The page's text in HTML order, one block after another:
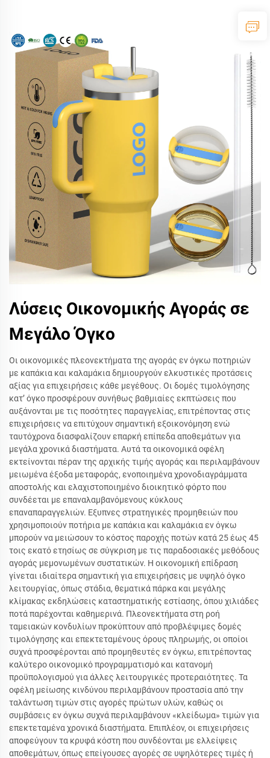
Λύσεις Οικονομικής Αγοράς σε
Μεγάλο Όγκο
Οι οικονομικές πλεονεκτήματα της αγοράς εν όγκω ποτηριών
με καπάκια και καλαμάκια δημιουργούν ελκυστικές προτάσεις
αξίας για επιχειρήσεις κάθε μεγέθους. Οι δομές τιμολόγησης
κατ’ όγκο προσφέρουν συνήθως βαθμιαίες εκπτώσεις που
αυξάνονται με τις ποσότητες παραγγελίας, επιτρέποντας στις
επιχειρήσεις να επιτύχουν σημαντική εξοικονόμηση ενώ
ταυτόχρονα διασφαλίζουν επαρκή επίπεδα αποθεμάτων για
μεγάλα χρονικά διαστήματα. Αυτά τα οικονομικά οφέλη
εκτείνονται πέραν της αρχικής τιμής αγοράς και περιλαμβάνουν
μειωμένα έξοδα μεταφοράς, ενοποιημένα χρονοδιαγράμματα
αποστολής και ελαχιστοποιημένο διοικητικό φόρτο που
συνδέεται με επαναλαμβανόμενους κύκλους
επαναπαραγγελιών. Εξυπνες στρατηγικές προμηθειών που
χρησιμοποιούν ποτήρια με καπάκια και καλαμάκια εν όγκω
μπορούν να μειώσουν το κόστος παροχής ποτών κατά 25 έως 45
τοις εκατό ετησίως σε σύγκριση με τις παραδοσιακές μεθόδους
αγοράς μεμονωμένων συστατικών. Η οικονομική επίδραση
γίνεται ιδιαίτερα σημαντική για επιχειρήσεις με υψηλό όγκο
λειτουργίας, όπως στάδια, θεματικά πάρκα και μεγάλης
κλίμακας εκδηλώσεις καταστηματικής εστίασης, όπου χιλιάδες
ποτά παρέχονται καθημερινά. Πλεονεκτήματα στη ροή
ταμειακών κονδυλίων προκύπτουν από προβλέψιμες δομές
τιμολόγησης και επεκτεταμένους όρους πληρωμής, οι οποίοι
συχνά προσφέρονται από προμηθευτές εν όγκω, επιτρέποντας
καλύτερο οικονομικό προγραμματισμό και κατανομή
προϋπολογισμού για άλλες λειτουργικές προτεραιότητες. Τα
οφέλη μείωσης κινδύνου περιλαμβάνουν προστασία από την
ταλάντωση τιμών στις αγορές πρώτων υλών, καθώς οι
συμβάσεις εν όγκω συχνά περιλαμβάνουν «κλείδωμα» τιμών για
επεκτεταμένα χρονικά διαστήματα. Επιπλέον, οι επιχειρήσεις
αποφεύγουν τα κρυφά κόστη που συνδέονται με ελλείψεις
αποθεμάτων, όπως επείγουσες αγορές σε υψηλότερες τιμές ή